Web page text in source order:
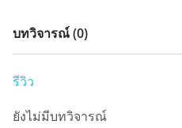
บทวิจารณ์ (0)
รีวิว
ยังไม่มีบทวิจารณ์